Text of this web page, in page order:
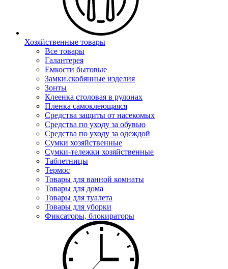
Хозяйственные товары
Все товары
Галантерея
Емкости бытовые
Замки.скобянные изделия
Зонты
Клеенка столовая в рулонах
Пленка самоклеющаяся
Средства защиты от насекомых
Средства по уходу за обувью
Средства по уходу за одеждой
Сумки хозяйственные
Сумки-тележки хозяйственные
Таблетницы
Термос
Товары для ванной комнаты
Товары для дома
Товары для туалета
Товары для уборки
Фиксаторы, блокираторы